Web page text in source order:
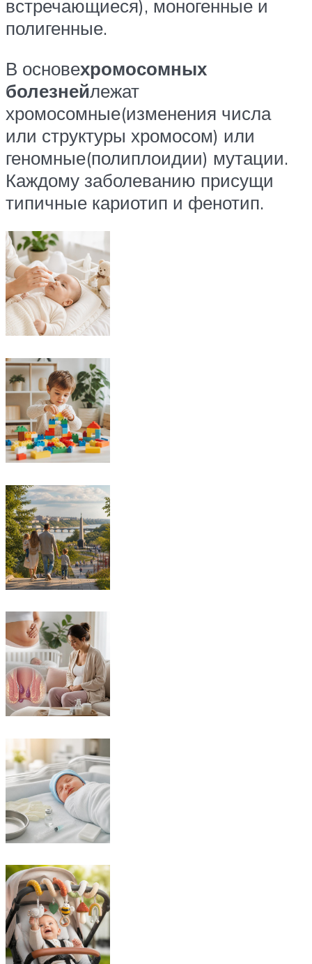
встречающиеся), моногенные и
полигенные.
В основехромосомных
болезнейлежат
хромосомные(изменения числа
или структуры хромосом) или
геномные(полиплоидии) мутации.
Каждому заболеванию присущи
типичные кариотип и фенотип.